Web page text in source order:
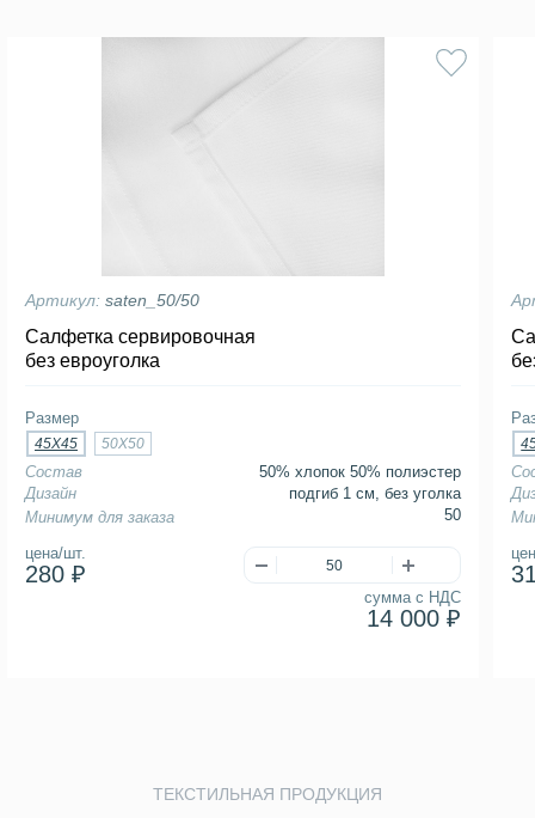
Артикул: saten_50/50
Салфетка сервировочная
без евроуголка
цена/шт.
280 ₽
сумма с НДС
14 000 ₽
Состав
50% хлопок 50% полиэстер
Дизайн
подгиб 1 см, без уголка
Минимум для заказа
50
Размер
45Х45 50Х50
ТЕКСТИЛЬНАЯ ПРОДУКЦИЯ